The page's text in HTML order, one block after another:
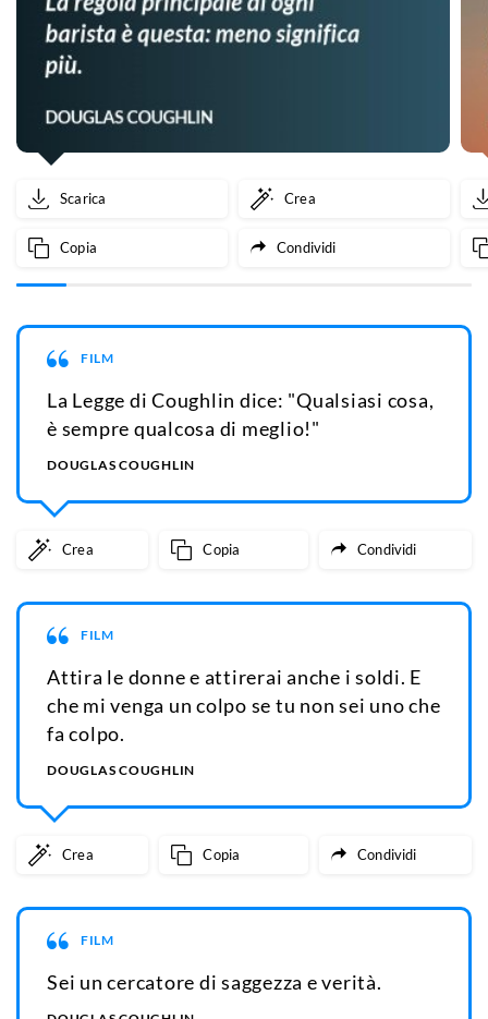
Scarica Crea
Copia Condividi
FILM
La Legge di Coughlin dice: "Qualsiasi cosa,
è sempre qualcosa di meglio!"
DOUGLAS COUGHLIN
Crea Copia Condividi
FILM
Attira le donne e attirerai anche i soldi. E
che mi venga un colpo se tu non sei uno che
fa colpo.
DOUGLAS COUGHLIN
Crea Copia Condividi
FILM
Sei un cercatore di saggezza e verità.